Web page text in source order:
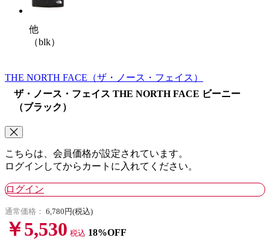
他
（blk）
THE NORTH FACE （ザ・ノース・フェイス）
ザ・ノース・フェイス THE NORTH FACE ビーニー
（ブラック）
こちらは、会員価格が設定されています。
ログインしてからカートに入れてください。
ログイン
通常価格： 6,780円(税込)
￥5,530 税込 18%OFF